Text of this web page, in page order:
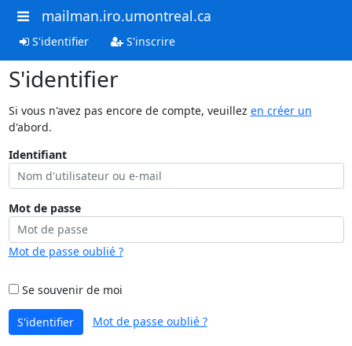
mailman.iro.umontreal.ca
S'identifier S'inscrire
S'identifier
Si vous n'avez pas encore de compte, veuillez en créer un
d'abord.
Identifiant
Mot de passe
Mot de passe oublié ?
Se souvenir de moi
S'identifier Mot de passe oublié ?